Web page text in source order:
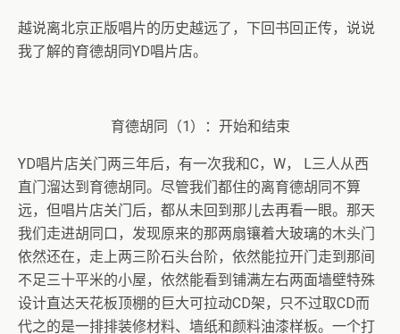
越说离北京正版唱片的历史越远了，下回书回正传，说说
我了解的育德胡同YD唱片店。
育德胡同（1）：开始和结束
YD唱片店关门两三年后，有一次我和C，W， L三人从西
直门溜达到育德胡同。尽管我们都住的离育德胡同不算
远，但唱片店关门后，都从未回到那儿去再看一眼。那天
我们走进胡同口，发现原来的那两扇镶着大玻璃的木头门
依然还在，走上两三阶石头台阶，依然能拉开门走到那间
不足三十平米的小屋，依然能看到铺满左右两面墙壁特殊
设计直达天花板顶棚的巨大可拉动CD架，只不过取CD而
代之的是一排排装修材料、墙纸和颜料油漆样板。一个打